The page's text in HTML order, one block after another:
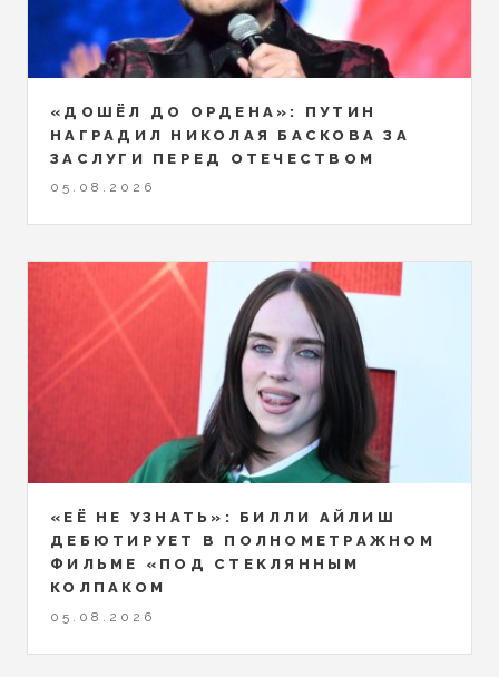
«ДОШЁЛ ДО ОРДЕНА»: ПУТИН
НАГРАДИЛ НИКОЛАЯ БАСКОВА ЗА
ЗАСЛУГИ ПЕРЕД ОТЕЧЕСТВОМ
05.08.2026
«ЕЁ НЕ УЗНАТЬ»: БИЛЛИ АЙЛИШ
ДЕБЮТИРУЕТ В ПОЛНОМЕТРАЖНОМ
ФИЛЬМЕ «ПОД СТЕКЛЯННЫМ
КОЛПАКОМ
05.08.2026